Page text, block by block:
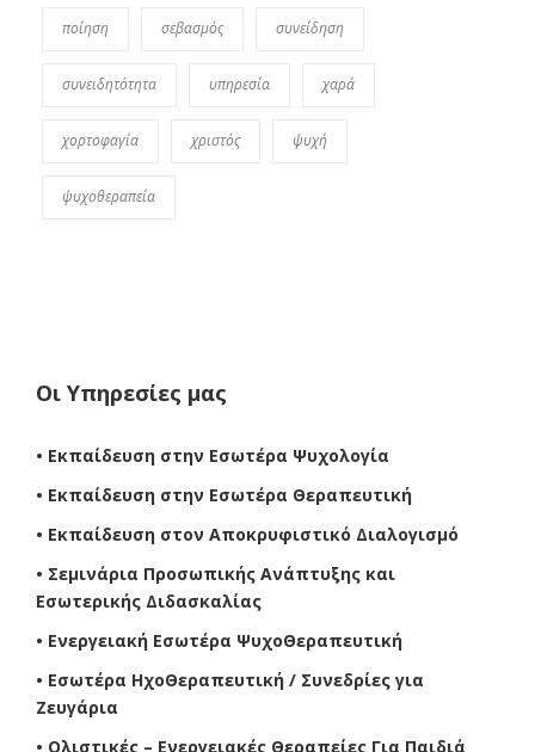
ποίηση σεβασμός συνείδηση
συνειδητότητα υπηρεσία χαρά
χορτοφαγία χριστός ψυχή
ψυχοθεραπεία
Οι Υπηρεσίες μας
• Εκπαίδευση στην Εσωτέρα Ψυχολογία
• Εκπαίδευση στην Εσωτέρα Θεραπευτική
• Εκπαίδευση στον Αποκρυφιστικό Διαλογισμό
• Σεμινάρια Προσωπικής Ανάπτυξης και
Εσωτερικής Διδασκαλίας
• Ενεργειακή Εσωτέρα ΨυχοΘεραπευτική
• Εσωτέρα ΗχοΘεραπευτική / Συνεδρίες για
Ζευγάρια
• Ολιστικές – Ενεργειακές Θεραπείες Για Παιδιά